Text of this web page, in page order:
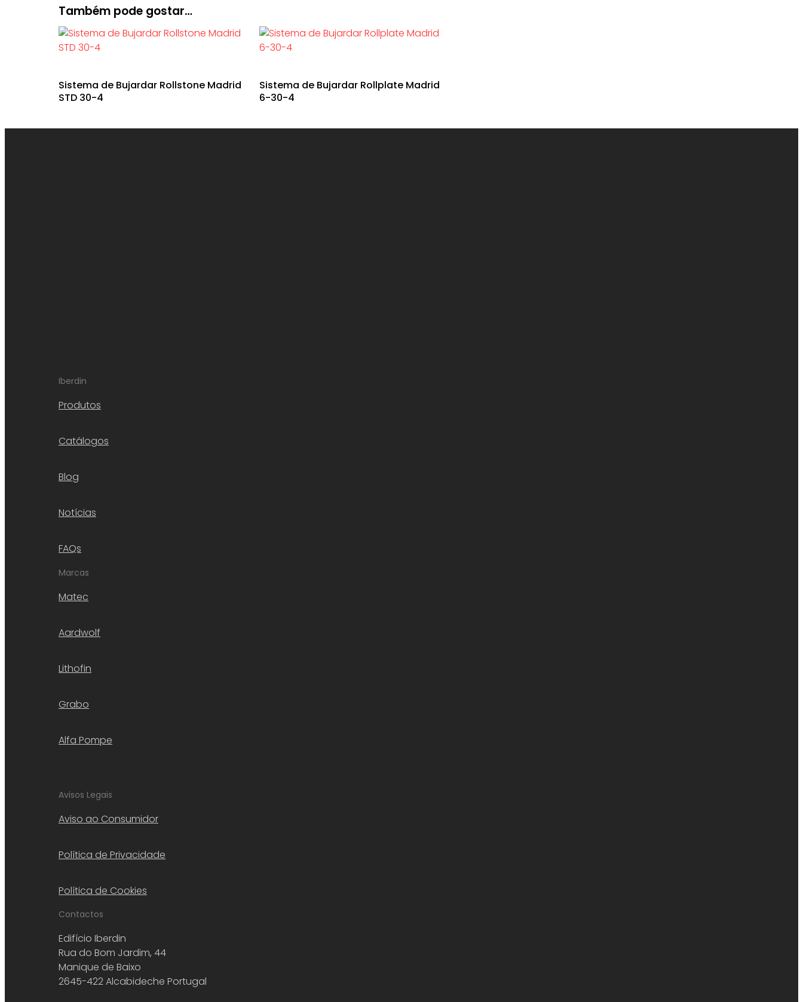
Também pode gostar…
Sistema de Bujardar Rollstone Madrid
STD 30-4
Sistema de Bujardar Rollplate Madrid
6-30-4
Iberdin
Produtos
Catálogos
Blog
Notícias
FAQs
Marcas
Matec
Aardwolf
Lithofin
Grabo
Alfa Pompe
Avisos Legais
Aviso ao Consumidor
Política de Privacidade
Política de Cookies
Contactos
Edifício Iberdin
Rua do Bom Jardim, 44
Manique de Baixo
2645-422 Alcabideche Portugal